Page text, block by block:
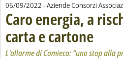
06/09/2022 - Aziende Consorzi
Caro energia, a
carta e cartone
L'allarme di Comieco: “uno stop alla